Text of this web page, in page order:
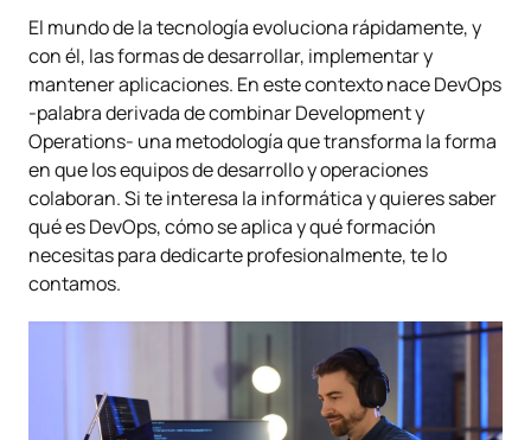
El mundo de la tecnología evoluciona rápidamente, y
con él, las formas de desarrollar, implementar y
mantener aplicaciones. En este contexto nace DevOps
-palabra derivada de combinar Development y
Operations- una metodología que transforma la forma
en que los equipos de desarrollo y operaciones
colaboran. Si te interesa la informática y quieres saber
qué es DevOps, cómo se aplica y qué formación
necesitas para dedicarte profesionalmente, te lo
contamos.